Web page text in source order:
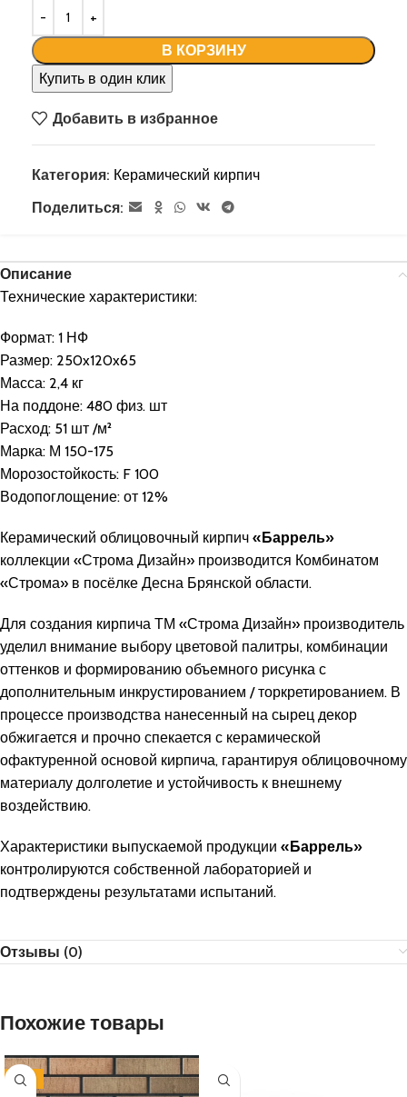
В КОРЗИНУ
Купить в один клик
Добавить в избранное
Категория: Керамический кирпич
Поделиться:
Описание
Технические характеристики:
Формат: 1 НФ
Размер: 250x120x65
Масса: 2,4 кг
На поддоне: 480 физ. шт
Расход: 51 шт /м²
Марка: М 150-175
Морозостойкость: F 100
Водопоглощение: от 12%
Керамический облицовочный кирпич « Баррель»
коллекции «Строма Дизайн» производится Комбинатом
«Строма» в посёлке Десна Брянской области.
Для создания кирпича ТМ «Строма Дизайн» производитель
уделил внимание выбору цветовой палитры, комбинации
оттенков и формированию объемного рисунка с
дополнительным инкрустированием / торкретированием. В
процессе производства нанесенный на сырец декор
обжигается и прочно спекается с керамической
офактуренной основой кирпича, гарантируя облицовочному
материалу долголетие и устойчивость к внешнему
воздействию.
Характеристики выпускаемой продукции « Баррель»
контролируются собственной лабораторией и
подтверждены результатами испытаний.
Отзывы (0)
Похожие товары
-14%